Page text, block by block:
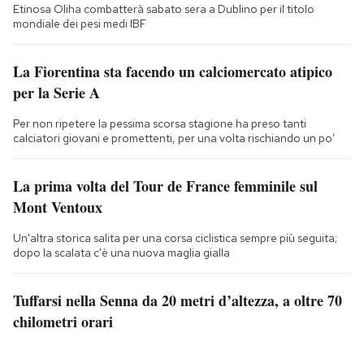
Etinosa Oliha combatterà sabato sera a Dublino per il titolo
mondiale dei pesi medi IBF
La Fiorentina sta facendo un calciomercato atipico
per la Serie A
Per non ripetere la pessima scorsa stagione ha preso tanti
calciatori giovani e promettenti, per una volta rischiando un po’
La prima volta del Tour de France femminile sul
Mont Ventoux
Un'altra storica salita per una corsa ciclistica sempre più seguita;
dopo la scalata c'è una nuova maglia gialla
Tuffarsi nella Senna da 20 metri d’altezza, a oltre 70
chilometri orari